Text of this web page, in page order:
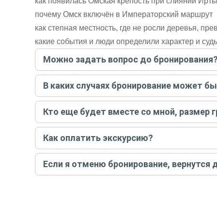
почему Омск включён в Императорский маршрут
как степная местность, где не росли деревья,
какие события и люди определили характер и
Можно задать вопрос до бронирования?
Достаточно перейти по ссылке «Задать вопрос» и
бронируйте экскурсию.Задать вопрос.
В каких случаях бронирование может
Только в случае неблагоприятных погодных
вас об отмене, а мы вернем предоплату на карту. Во
Кто еще будет вместе со мной, размер
Если экскурсия индивидуальная, гид проведет
условий конкретной экскурсии.
Как оплатить экскурсию?
Создайте заказ на удобную дату и время, и
контакты организатора и точное место встречи.
Если я отменю бронирование, вернутся